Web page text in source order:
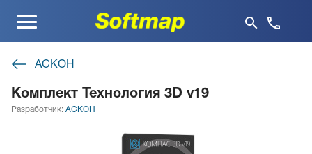
Меню
АСКОН
Комплект Технология 3D v19
Разработчик: АСКОН